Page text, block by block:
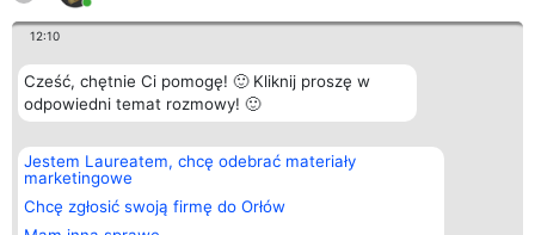
12:10
Cześć, chętnie Ci pomogę! 🙂 Kliknij proszę w
odpowiedni temat rozmowy! 🙂
Jestem Laureatem, chcę odebrać materiały
marketingowe
Chcę zgłosić swoją firmę do Orłów
Organizator plebiscytu
Bright Side Solutions sp. z o.
o. sp. k.
ul. Ruska 22
Wrocław 50-079
Plebiscyt
Laureaci
wszystkich
Laureatów
Kontakt
Kontakt